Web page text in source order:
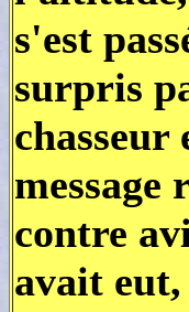
s'est
surpris
chasseur
message
contre
avait